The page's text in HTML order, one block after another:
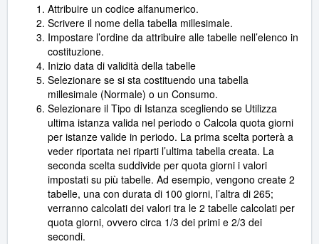
Attribuire un codice alfanumerico.
Scrivere il nome della tabella millesimale.
Impostare l’ordine da attribuire alle tabelle nell’elenco in
costituzione.
Inizio data di validità della tabelle
Selezionare se si sta costituendo una tabella
millesimale (Normale) o un Consumo.
Selezionare il Tipo di Istanza scegliendo se Utilizza
ultima istanza valida nel periodo o Calcola quota giorni
per istanze valide in periodo. La prima scelta porterà a
veder riportata nei riparti l’ultima tabella creata. La
seconda scelta suddivide per quota giorni i valori
impostati su più tabelle. Ad esempio, vengono create 2
tabelle, una con durata di 100 giorni, l’altra di 265;
verranno calcolati dei valori tra le 2 tabelle calcolati per
quota giorni, ovvero circa 1/3 dei primi e 2/3 dei
secondi.